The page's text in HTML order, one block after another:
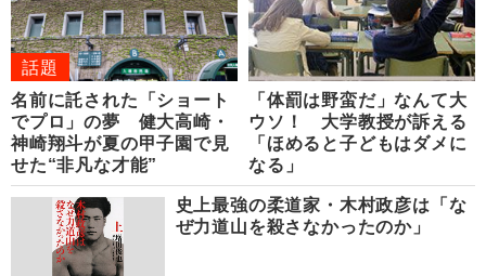
話題
名前に託された「ショート
でプロ」の夢 健大高崎・
神崎翔斗が夏の甲子園で見
せた“非凡な才能”
「体罰は野蛮だ」なんて大
ウソ！ 大学教授が訴える
「ほめると子どもはダメに
なる」
史上最強の柔道家・木村政彦は「な
ぜ力道山を殺さなかったのか」